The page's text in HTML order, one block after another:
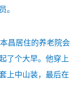
。
昌居住的养老院会
了个大早。他穿上
上中山装，最后在